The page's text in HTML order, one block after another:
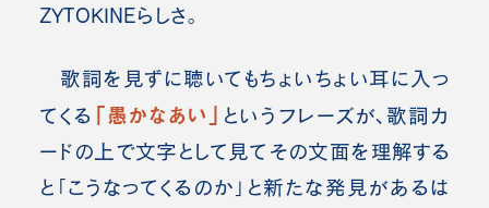
ZYTOKINEらしさ。
歌詞を見ずに聴いてもちょいちょい耳に入っ
てくる 「愚かなあい」 というフレーズが、歌詞カ
ードの上で文字として見てその文面を理解する
と「こうなってくるのか」と新たな発見があるは